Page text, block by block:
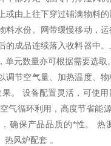
或由上往下穿过铺满物料
料水份。网带缓慢移动，
的成品连续落入收料器中
单元数量亦可根据需要选
调节空气量、加热温度、
。 设备配置灵活，可使
气循环利用，高度节省能
确保产品品质的*性。 热
风炉配套 。